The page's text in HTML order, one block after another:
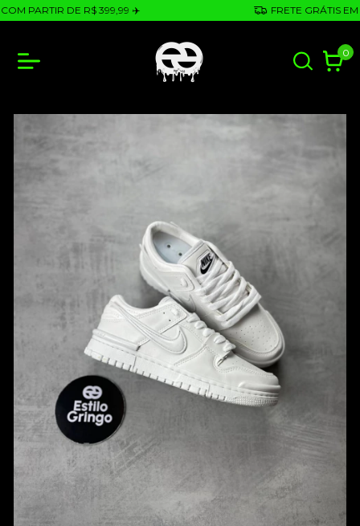
PARTIR DE R$ 399,99 ✈️ FRETE GRÁTIS EM
0